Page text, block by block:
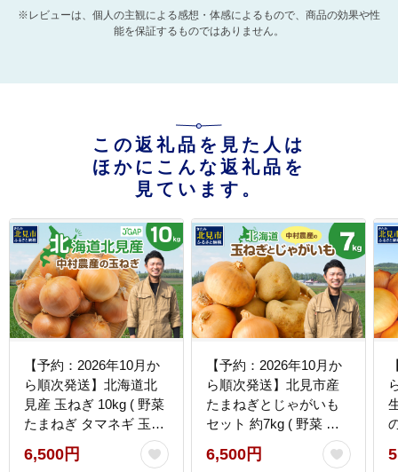
※レビューは、個人の主観による感想・体感によるもので、商品の効果や性
能を保証するものではありません。
この返礼品を見た人は
ほかにこんな返礼品を
見ています。
【予約：2026年10月か
ら順次発送】北海道北
見産 玉ねぎ 10kg ( 野菜
たまねぎ タマネギ 玉葱
玉ねぎ 甘い Lサイズ 10
キロ 玉ねぎ生産量日本
6,500円
【予約：2026年10月か
ら順次発送】北見市産
たまねぎとじゃがいも
セット 約7kg ( 野菜 た
まねぎ 玉ねぎ タマネギ
玉葱 ジャガイモ じゃが
6,500円